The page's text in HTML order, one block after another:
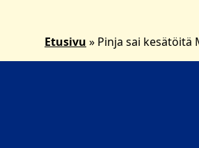
Etusivu » Pinja sai kesätöitä